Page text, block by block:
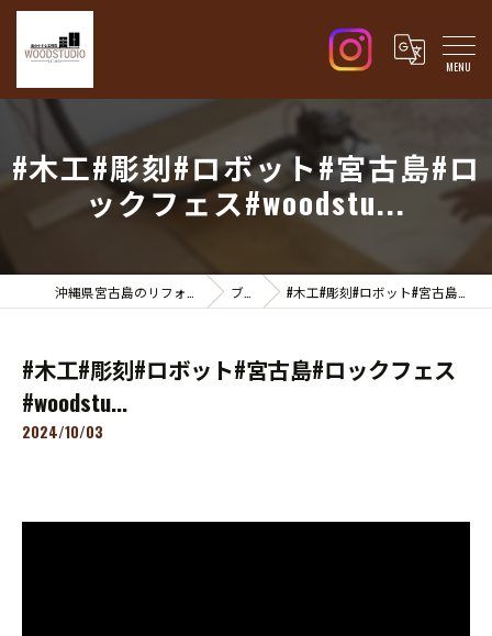
#木工#彫刻#ロボット#宮古島#ロ
ックフェス#woodstu...
ブログ #木工#彫刻#ロボット#宮古島#ロックフェス#woodstu...
#木工#彫刻#ロボット#宮古島#ロックフェス
#woodstu...
2024/10/03